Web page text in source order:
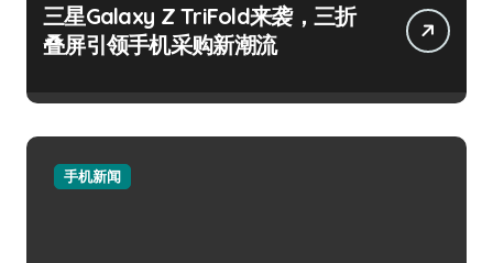
三星Galaxy Z TriFold来袭，三折
叠屏引领手机采购新潮流
手机新闻